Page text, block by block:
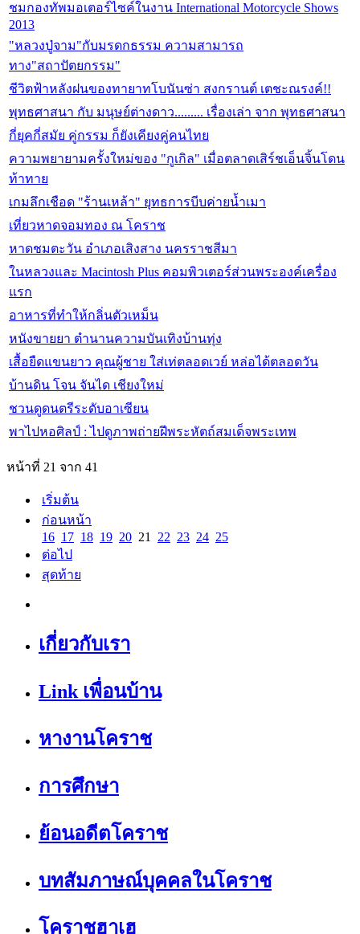
ชมกองทัพมอเตอร์ไซค์ในงาน International Motorcycle Shows
2013
"หลวงปู่จาม"กับมรดกธรรม ความสามารถ
ทาง"สถาปัตยกรรม"
ชีวิตฟ้าหลังฝนของทายาทโบนันซ่า สงกรานต์ เตชะณรงค์!!
พุทธศาสนา กับ มนุษย์ต่างดาว......... เรื่องเล่า จาก พุทธศาสนา
กี่ยุคกี่สมัย คู่กรรม ก็ยังเคียงคู่คนไทย
ความพยายามครั้งใหม่ของ "กูเกิล" เมื่อตลาดเสิร์ชเอ็นจิ้นโดน
ท้าทาย
เกมลึกเชือด "ร้านเหล้า" ยุทธการบีบค่ายน้ำเมา
เที่ยวหาดจอมทอง ณ โคราช
หาดชมตะวัน อำเภอเสิงสาง นครราชสีมา
ในหลวงและ Macintosh Plus คอมพิวเตอร์ส่วนพระองค์เครื่อง
แรก
อาหารที่ทำให้กลิ่นตัวเหม็น
หนังขายยา ตำนานความบันเทิงบ้านทุ่ง
เสื้อยืดแขนยาว คุณผู้ชาย ใส่เท่ตลอดเวย์ หล่อได้ตลอดวัน
บ้านดิน โจน จันได เชียงใหม่
ชวนดูดนตรีระดับอาเซียน
พาไปหอศิลป์ : ไปดูภาพถ่ายฝีพระหัตถ์สมเด็จพระเทพ
หน้าที่ 21 จาก 41
เริ่มต้น
ก่อนหน้า
16 17 18 19 20 21 22 23 24 25
ต่อไป
สุดท้าย
เกี่ยวกับเรา
Link เพื่อนบ้าน
หางานโคราช
การศึกษา
ย้อนอดีตโคราช
บทสัมภาษณ์บุคคลในโคราช
โคราชฮาเฮ